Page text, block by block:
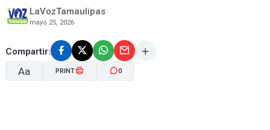
LaVozTamaulipas
mayo 25, 2026
Compartir:
Aa PRINT 0